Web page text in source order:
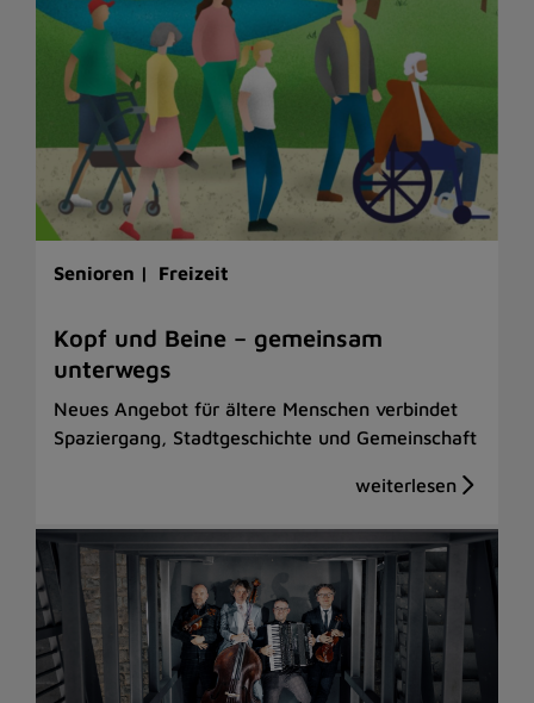
Senioren | Freizeit
Kopf und Beine – gemeinsam
unterwegs
Neues Angebot für ältere Menschen verbindet
Spaziergang, Stadtgeschichte und Gemeinschaft